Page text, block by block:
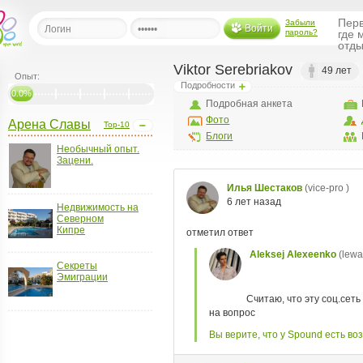
Войти
Забыли
пароль?
где
друзей
Опыт:
0.0%
Top-10
Арена Славы
Необычный опыт.
Зацени.
Недвижимость на
Северном
Кипре
Секреты
Эмиграции
Viktor Serebriakov 49 лет
Подробности
Подробная анкета
Фото
Блоги